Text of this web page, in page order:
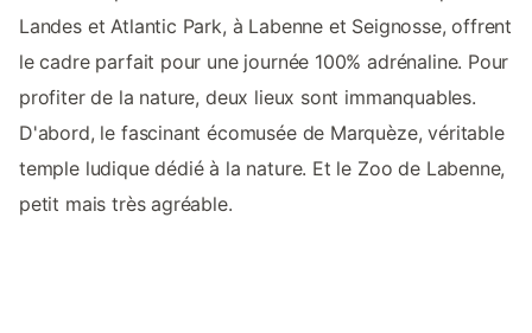
Landes et Atlantic Park, à Labenne et Seignosse, offrent
le cadre parfait pour une journée 100% adrénaline. Pour
profiter de la nature, deux lieux sont immanquables.
D'abord, le fascinant écomusée de Marquèze, véritable
temple ludique dédié à la nature. Et le Zoo de Labenne,
petit mais très agréable.